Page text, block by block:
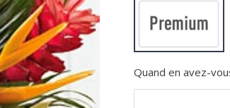
Quand en avez-